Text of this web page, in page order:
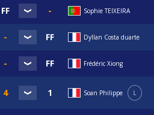
Sophie TEIXEIRA
Dyllan Costa duarte
Frédéric Xiong
Soan Philippe L